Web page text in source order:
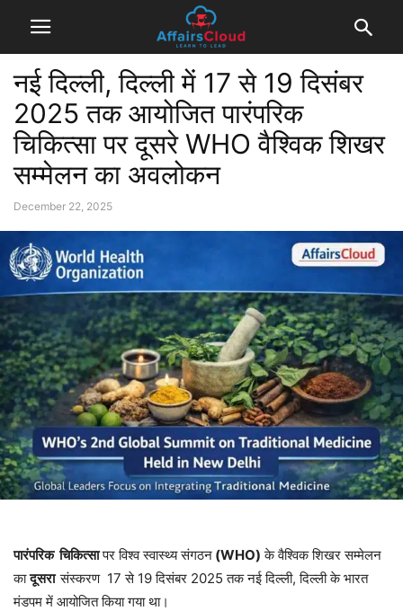
नई दिल्ली, दिल्ली में 17 से 19 दिसंबर
2025 तक आयोजित पारंपरिक
चिकित्सा पर दूसरे WHO वैश्विक शिखर
सम्मेलन का अवलोकन
December 22, 2025
पारंपरिक चिकित्सापर विश्व स्वास्थ्य संगठन (WHO) के वैश्विक शिखर सम्मेलन
कादूसरासंस्करण 17 से 19 दिसंबर 2025 तक नई दिल्ली, दिल्ली के भारत
मंडपम में आयोजित किया गया था।